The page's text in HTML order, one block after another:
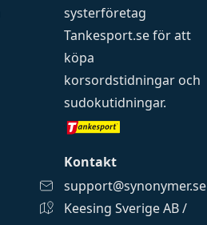
systerföretag
Tankesport.seför att
köpa
korsordstidningar och
sudokutidningar.
Kontakt
support@synonymer.se
Keesing Sverige AB /